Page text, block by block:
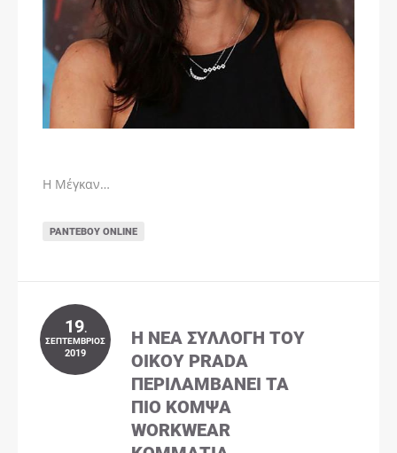
Η Μέγκαν…
ΡΑΝΤΕΒΟΎ ONLINE
19.
ΣΕΠΤΈΜΒΡΙΟΣ
2019
Η ΝΈΑ ΣΥΛΛΟΓΉ ΤΟΥ
ΟΊΚΟΥ PRADA
ΠΕΡΙΛΑΜΒΆΝΕΙ ΤΑ
ΠΙΟ ΚΟΜΨΆ
WORKWEAR